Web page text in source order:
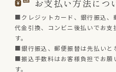
お支払い方法につ
■クレジットカード、銀行振込、
代金引換、コンビニ後払いでお支
す。
■銀行振込、郵便振替は先払いと
■振込手数料はお客様負担でお願
す。